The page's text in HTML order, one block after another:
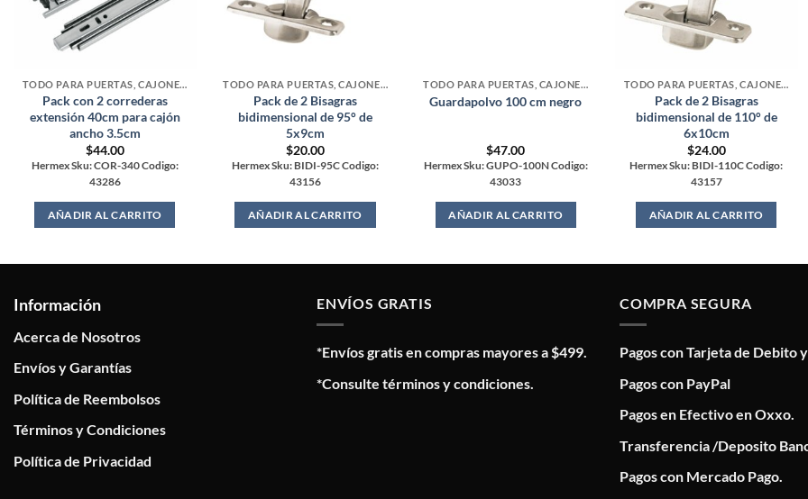
TODO PARA PUERTAS, CAJONES Y CLOSETS
Pack con 2 correderas
extensión 40cm para cajón
ancho 3.5cm
$44.00
Hermex Sku: COR-340 Codigo:
43286
AÑADIR AL CARRITO
TODO PARA PUERTAS, CAJONES Y CLOSETS
Pack de 2 Bisagras
bidimensional de 95° de
5x9cm
$20.00
Hermex Sku: BIDI-95C Codigo:
43156
AÑADIR AL CARRITO
TODO PARA PUERTAS, CAJONES Y CLOSETS
Guardapolvo 100 cm negro
$47.00
Hermex Sku: GUPO-100N Codigo:
43033
AÑADIR AL CARRITO
TODO PARA PUERTAS, CAJONES Y CLOSETS
Pack de 2 Bisagras
bidimensional de 110° de
6x10cm
$24.00
Hermex Sku: BIDI-110C Codigo:
43157
AÑADIR AL CARRITO
Información
Acerca de Nosotros
Envíos y Garantías
Política de Reembolsos
Términos y Condiciones
Política de Privacidad
ENVÍOS GRATIS
*Envíos gratis en compras mayores a $499.
*Consulte términos y condiciones.
COMPRA SEGURA
Pagos con Tarjeta de Debito
Pagos con PayPal
Pagos en Efectivo en Oxxo.
Transferencia /Deposito
Pagos con Mercado Pago.